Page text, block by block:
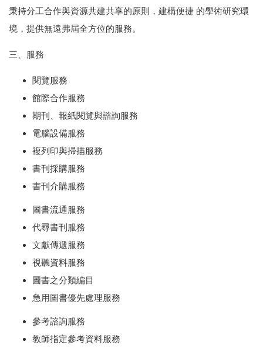
秉持分工合作與資源共建共享的原則，建構便捷 的學術研究環
境，提供無遠弗屆全方位的服務。
三、服務
閱覽服務
館際合作服務
期刊、報紙閱覽與諮詢服務
電腦設備服務
複列印與掃描服務
書刊採購服務
書刊介購服務
圖書流通服務
代尋書刊服務
文獻傳遞服務
視聽資料服務
圖書之分類編目
急用圖書優先處理服務
參考諮詢服務
教師指定參考資料服務